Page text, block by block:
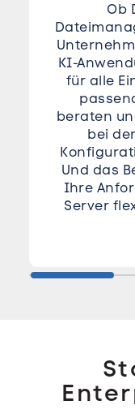
Ob
KI-
für alle
beraten
bei
Und das
Ihre
Server